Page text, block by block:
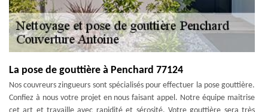
La pose de gouttière à Penchard 77124
Nos couvreurs zingueurs sont spécialisés pour effectuer la pose gouttière.
Confiez à nous votre projet en nous faisant appel. Notre équipe maitrise